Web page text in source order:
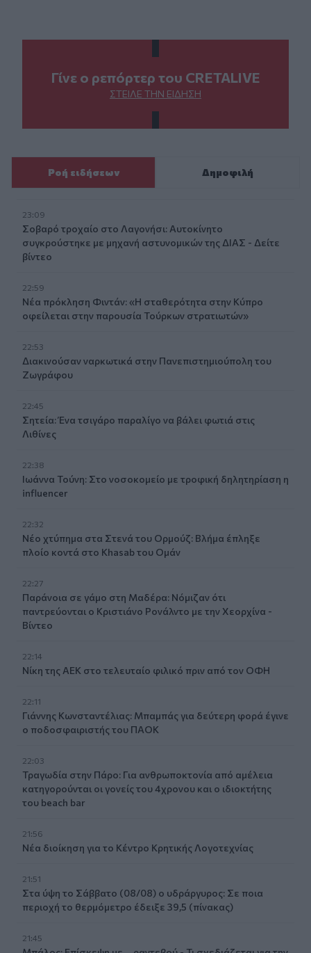
Γίνε ο ρεπόρτερ του CRETALIVE
ΣΤΕΊΛΕ ΤΗΝ ΕΊΔΗΣΗ
Ροή ειδήσεων Δημοφιλή
23:09
Σοβαρό τροχαίο στο Λαγονήσι: Αυτοκίνητο
συγκρούστηκε με μηχανή αστυνομικών της ΔΙΑΣ - Δείτε
βίντεο
22:59
Νέα πρόκληση Φιντάν: «Η σταθερότητα στην Κύπρο
οφείλεται στην παρουσία Τούρκων στρατιωτών»
22:53
Διακινούσαν ναρκωτικά στην Πανεπιστημιούπολη του
Ζωγράφου
22:45
Σητεία: Ένα τσιγάρο παραλίγο να βάλει φωτιά στις
Λιθίνες
22:38
Ιωάννα Τούνη: Στο νοσοκομείο με τροφική δηλητηρίαση η
influencer
22:32
Νέο χτύπημα στα Στενά του Ορμούζ: Βλήμα έπληξε
πλοίο κοντά στο Khasab του Ομάν
22:27
Παράνοια σε γάμο στη Μαδέρα: Νόμιζαν ότι
παντρεύονται ο Κριστιάνο Ρονάλντο με την Χεορχίνα -
Βίντεο
22:14
Nίκη της ΑΕΚ στο τελευταίο φιλικό πριν από τον ΟΦΗ
22:11
Γιάννης Κωνσταντέλιας: Μπαμπάς για δεύτερη φορά έγινε
ο ποδοσφαιριστής του ΠΑΟΚ
22:03
Τραγωδία στην Πάρο: Για ανθρωποκτονία από αμέλεια
κατηγορούνται οι γονείς του 4χρονου και ο ιδιοκτήτης
του beach bar
21:56
Νέα διοίκηση για το Κέντρο Κρητικής Λογοτεχνίας
21:51
Στα ύψη το Σάββατο (08/08) ο υδράργυρος: Σε ποια
περιοχή το θερμόμετρο έδειξε 39,5 (πίνακας)
21:45